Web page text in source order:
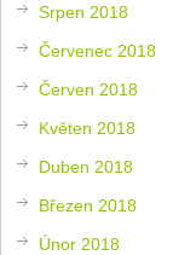
Srpen 2018
Červenec 2018
Červen 2018
Květen 2018
Duben 2018
Březen 2018
Únor 2018